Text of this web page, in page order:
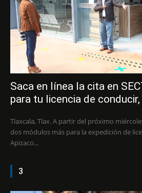
Saca en línea la cita en
para tu licencia de
Tlaxcala, Tlax. A partir del próximo
dos módulos más para la expedición de
Apizaco...
3